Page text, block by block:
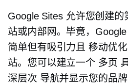
Google Sites 允许您创建的
站或内部网。毕竟，
简单但有吸引力且移动优化
站。您可以建立一个 多页
深层次 导航并显示您的品